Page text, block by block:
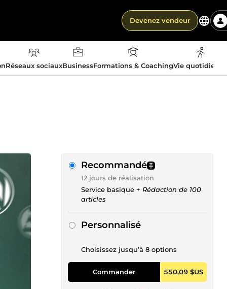
Devenez vendeur
Réseaux sociauxBusinessFormations & CoachingVie
Recommandé
12 jours de réalisation
Service basique + Rédaction de 100
articles
Personnalisé
Choisissez jusqu’à 8 options
Commander 550,09 $US